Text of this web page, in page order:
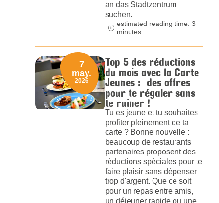
an das Stadtzentrum
suchen.
estimated reading time: 3
minutes
Top 5 des réductions
du mois avec la Carte
Jeunes : des offres
pour te régaler sans
te ruiner !
Tu es jeune et tu souhaites
profiter pleinement de ta
carte ? Bonne nouvelle :
beaucoup de restaurants
partenaires proposent des
réductions spéciales pour te
faire plaisir sans dépenser
trop d'argent. Que ce soit
pour un repas entre amis,
un déjeuner rapide ou une
7
may.
2026